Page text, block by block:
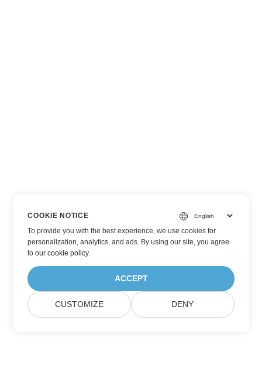
COOKIE NOTICE
To provide you with the best experience, we use cookies for
personalization, analytics, and ads. By using our site, you agree
toour cookie policy.
ACCEPT
CUSTOMIZE DENY